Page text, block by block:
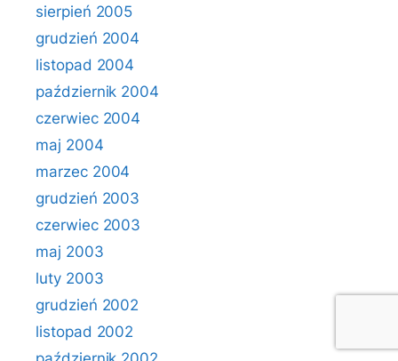
sierpień 2005
grudzień 2004
listopad 2004
październik 2004
czerwiec 2004
maj 2004
marzec 2004
grudzień 2003
czerwiec 2003
maj 2003
luty 2003
grudzień 2002
listopad 2002